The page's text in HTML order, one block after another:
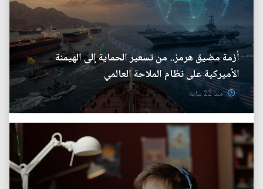
أزمة مضيق هرمز.. من تسعير الحماية إلى الهيمنة
الأميركية على نظام الملاحة العالمي
منذ 22 ساعة